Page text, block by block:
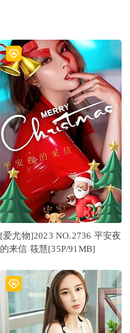
[爱尤物]2023 NO.2736 平安夜
的来信 筱慧[35P/91MB]